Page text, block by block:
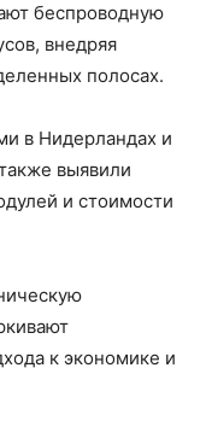
беспроводную
внедряя
полосах.
в Нидерландах и
выявили
и стоимости
к экономике и